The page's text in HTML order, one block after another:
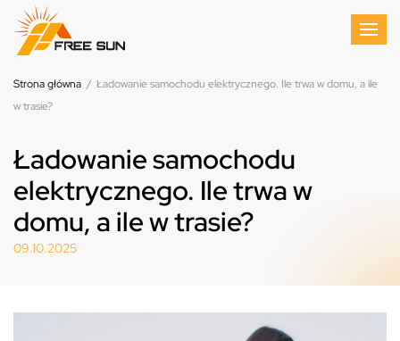
Strona główna / Ładowanie samochodu elektrycznego. Ile trwa w domu, a ile
w trasie?
Ładowanie samochodu
elektrycznego. Ile trwa w
domu, a ile w trasie?
09.10.2025